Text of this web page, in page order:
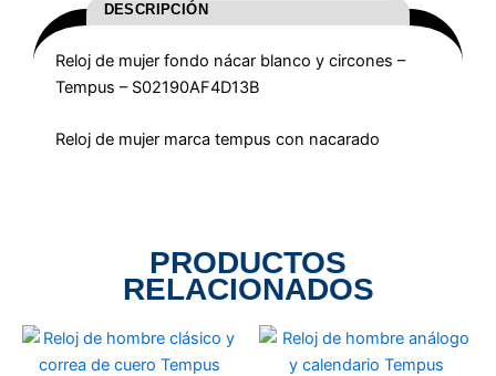
DESCRIPCIÓN
Reloj de mujer fondo nácar blanco y circones –
Tempus – S02190AF4D13B
Reloj de mujer marca tempus con nacarado
PRODUCTOS
RELACIONADOS